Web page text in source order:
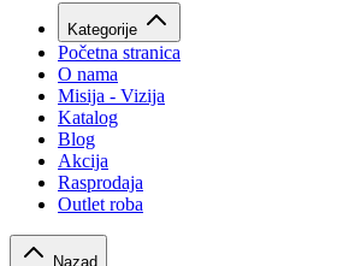
Kategorije
Početna stranica
O nama
Misija - Vizija
Katalog
Blog
Akcija
Rasprodaja
Outlet roba
Nazad